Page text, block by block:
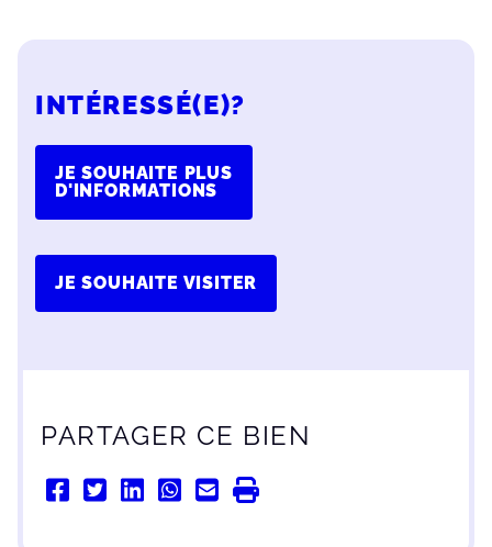
INTÉRESSÉ(E)?
JE SOUHAITE PLUS
D'INFORMATIONS
JE SOUHAITE VISITER
PARTAGER CE BIEN